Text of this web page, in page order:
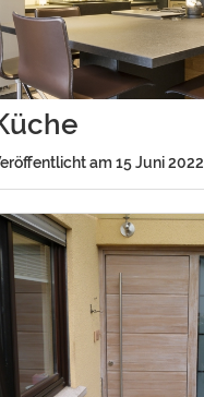
am 15 Juni 2022